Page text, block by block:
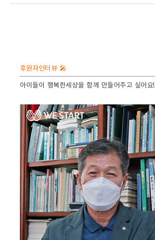
후원자인터뷰 🎤
아이들이 행복한세상을 함께 만들어주고 싶어요!